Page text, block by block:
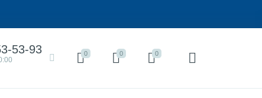
53-93 0 0 0